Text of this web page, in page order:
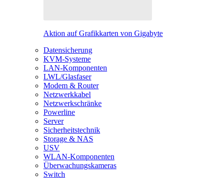
Aktion auf Grafikkarten von Gigabyte
Datensicherung
KVM-Systeme
LAN-Komponenten
LWL/Glasfaser
Modem & Router
Netzwerkkabel
Netzwerkschränke
Powerline
Server
Sicherheitstechnik
Storage & NAS
USV
WLAN-Komponenten
Überwachungskameras
Switch